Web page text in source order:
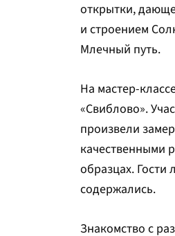
открытки,
и строением
Млечный путь.
На мастер-
«Свиблово».
произвели
качественными
образцах.
содержались.
Знакомство с